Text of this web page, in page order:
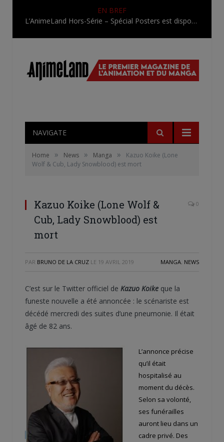
EN BREF
L’AnimeLand Hors-Série – Spécial Posters est disponible !
NAVIGATE
Home » News » Manga »
Kazuo Koike (Lone
Wolf & Cub, Lady Snowblood) est mort
Kazuo Koike (Lone Wolf &
Cub, Lady Snowblood) est
mort
0
PAR BRUNO DE LA CRUZ LE 19 AVRIL 2019 MANGA, NEWS
C’est sur le Twitter officiel de Kazuo Koike que la
funeste nouvelle a été annoncée : le scénariste est
décédé mercredi des suites d’une pneumonie. Il était
âgé de 82 ans.
L’annonce précise
qu’il était
hospitalisé au
moment du décès.
Selon sa volonté,
ses funérailles
auront lieu dans un
cadre privé. Des